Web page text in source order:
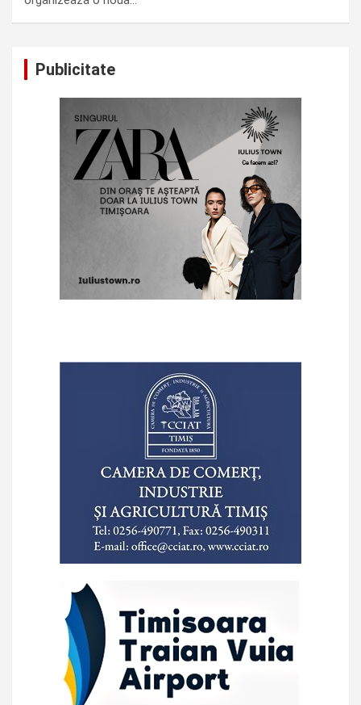
Publicitate